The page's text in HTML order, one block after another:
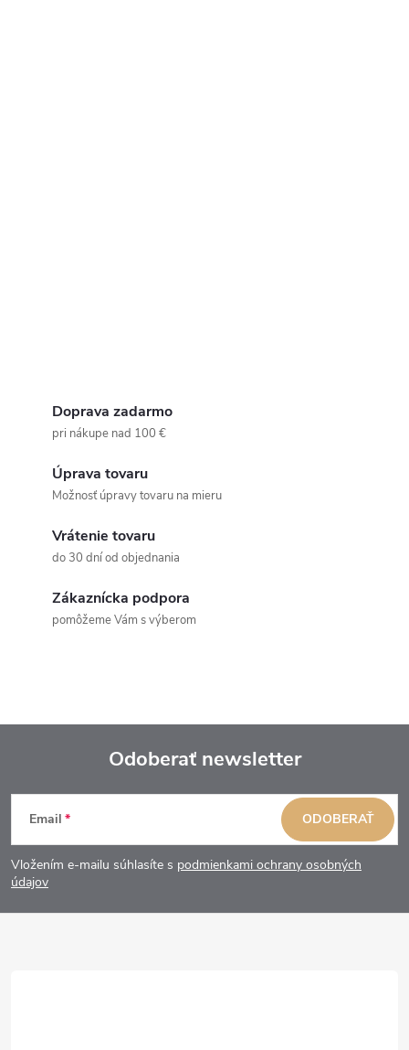
Doprava zadarmo
pri nákupe nad 100 €
Úprava tovaru
Možnosť úpravy tovaru na mieru
Vrátenie tovaru
do 30 dní od objednania
Zákaznícka podpora
pomôžeme Vám s výberom
Z
á
p
Odoberať newsletter
Email
Vložením e-mailu súhlasíte s podmienkami ochrany osobných
údajov
ODOBERAŤ